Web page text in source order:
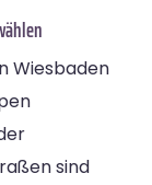
Wiesbaden
sind